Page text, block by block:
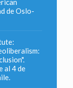
de Oslo-
al 4 de